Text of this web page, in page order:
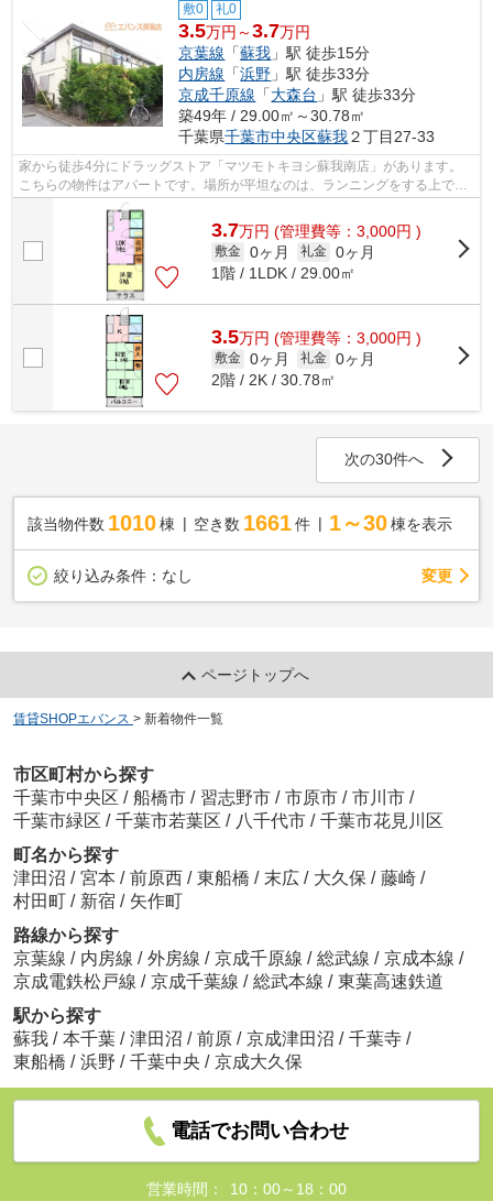
敷0 礼0
3.5万円～3.7万円
京葉線 「蘇我 」駅 徒歩15分
内房線 「浜野 」駅 徒歩33分
京成千原線 「大森台 」駅 徒歩33分
築49年 / 29.00㎡～30.78㎡
千葉県千葉市中央区蘇我２丁目27-33
家から徒歩4分にドラッグストア「マツモトキヨシ蘇我南店」があります。
こちらの物件はアパートです。場所が平坦なのは、ランニングをする上で抑
えたいポイントですね。当社イチオシの...
3.7万円 (管理費等：3,000円 )
敷金 0ヶ月 礼金 0ヶ月
1階 / 1LDK / 29.00㎡
3.5万円 (管理費等：3,000円 )
敷金 0ヶ月 礼金 0ヶ月
2階 / 2K / 30.78㎡
次の30件へ
該当物件数 1010棟 空き数 1661 件 1～30 棟を表示
絞り込み条件： なし 変更
ページトップへ
賃貸SHOPエバンス > 新着物件一覧
市区町村から探す
千葉市中央区 / 船橋市 / 習志野市 / 市原市 / 市川市 /
千葉市緑区 / 千葉市若葉区 / 八千代市 / 千葉市花見川区
町名から探す
津田沼 / 宮本 / 前原西 / 東船橋 / 末広 / 大久保 / 藤崎 /
村田町 / 新宿 / 矢作町
路線から探す
京葉線 / 内房線 / 外房線 / 京成千原線 / 総武線 / 京成本線 /
京成電鉄松戸線 / 京成千葉線 / 総武本線 / 東葉高速鉄道
駅から探す
蘇我 / 本千葉 / 津田沼 / 前原 / 京成津田沼 / 千葉寺 /
東船橋 / 浜野 / 千葉中央 / 京成大久保
電話でお問い合わせ
営業時間： 10：00～18：00